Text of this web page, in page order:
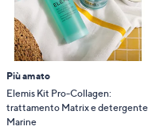
Più amato
Elemis Kit Pro-Collagen:
trattamento Matrix e detergente
Marine